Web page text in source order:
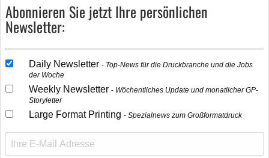
Abonnieren Sie jetzt Ihre persönlichen
Newsletter:
Daily Newsletter
Top-News für die Druckbranche und die Jobs
der Woche
Weekly Newsletter
Wöchentliches Update und monatlicher GP-
Storyletter
Large Format Printing Spezialnews zum Großformatdruck